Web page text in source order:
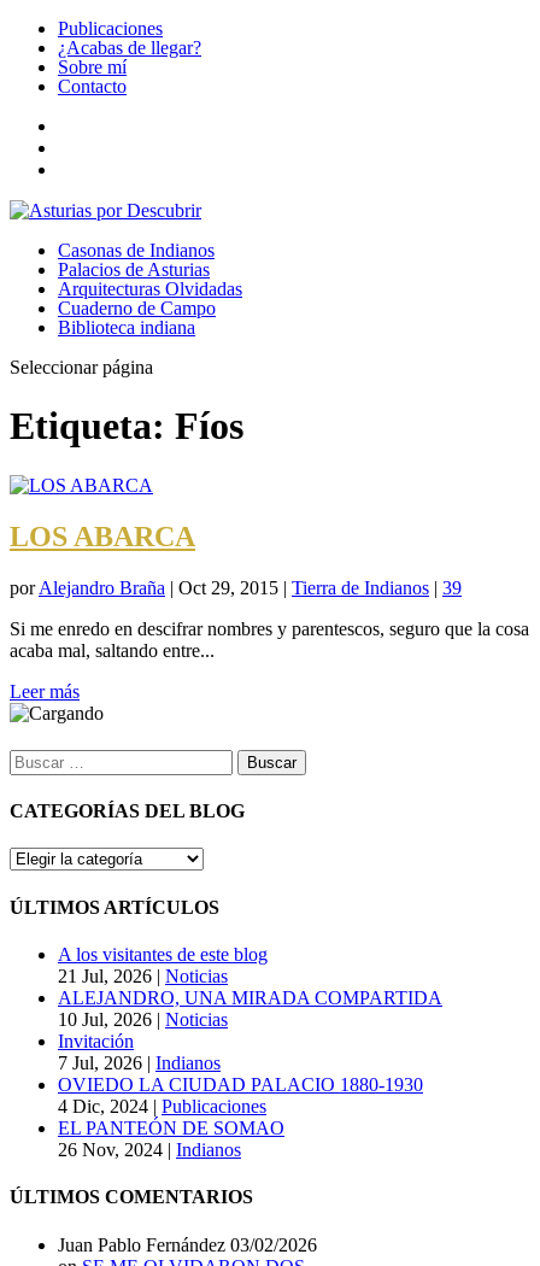
Publicaciones
¿Acabas de llegar?
Sobre mí
Contacto
Casonas de Indianos
Palacios de Asturias
Arquitecturas Olvidadas
Cuaderno de Campo
Biblioteca indiana
Seleccionar página
Etiqueta: Fíos
LOS ABARCA
porAlejandro Braña | Oct 29, 2015 | Tierra de Indianos | 39
Si me enredo en descifrar nombres y parentescos, seguro que la cosa
acaba mal, saltando entre...
Leer más
Buscar:
CATEGORÍAS DEL BLOG
CATEGORÍAS
BLOG
ÚLTIMOS ARTÍCULOS
A los visitantes de este blog
21 Jul, 2026 | Noticias
ALEJANDRO, UNA MIRADA COMPARTIDA
10 Jul, 2026 | Noticias
Invitación
7 Jul, 2026 | Indianos
OVIEDO LA CIUDAD PALACIO 1880-1930
4 Dic, 2024 | Publicaciones
EL PANTEÓN DE SOMAO
26 Nov, 2024 | Indianos
ÚLTIMOS COMENTARIOS
Juan Pablo Fernández 03/02/2026